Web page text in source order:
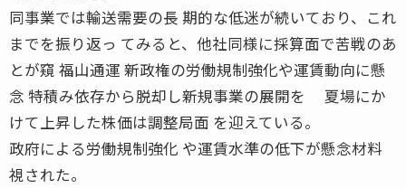
同事業では輸送需要の長 期的な低迷が続いており、これ
までを振り返っ てみると、他社同様に採算面で苦戦のあ
とが窺 福山通運 新政権の労働規制強化や運賃動向に懸
念 特積み依存から脱却し新規事業の展開を 夏場にか
けて上昇した株価は調整局面 を迎えている。
政府による労働規制強化 や運賃水準の低下が懸念材料
視された。